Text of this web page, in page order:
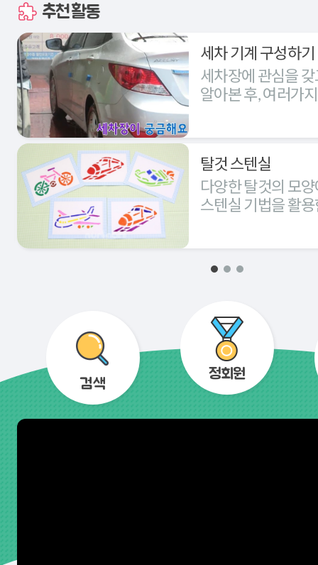
추천활동
세차 기계 구성하기
세차장에 관심을
알아본 후, 여러가
탈것 스텐실
다양한 탈것의 모
스텐실 기법을 활
검색
정회원